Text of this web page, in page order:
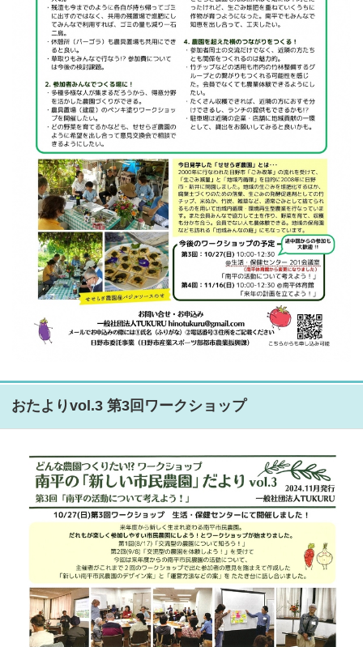
おたよりvol.3 第3回ワークショップ